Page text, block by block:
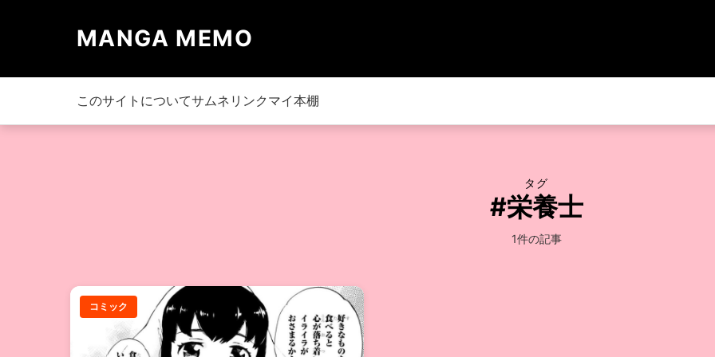
MANGA MEMO
このサイトについてサムネリンク マイ本棚
タグ
#栄養士
1件の記事
コミック